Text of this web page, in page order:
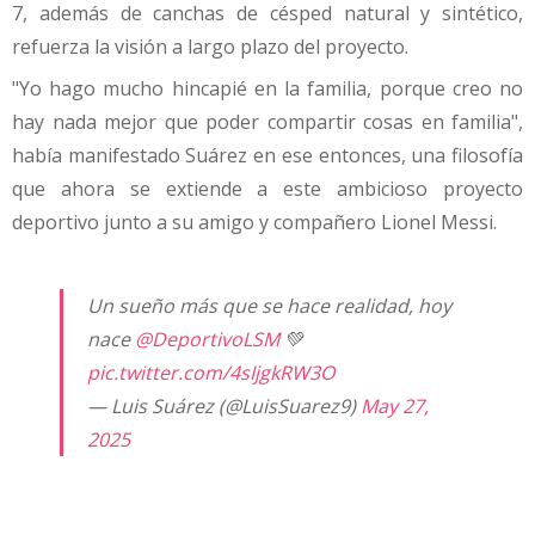
7, además de canchas de césped natural y sintético,
refuerza la visión a largo plazo del proyecto.
"Yo hago mucho hincapié en la familia, porque creo no
hay nada mejor que poder compartir cosas en familia",
había manifestado Suárez en ese entonces, una filosofía
que ahora se extiende a este ambicioso proyecto
deportivo junto a su amigo y compañero Lionel Messi.
Un sueño más que se hace realidad, hoy
nace@DeportivoLSM💚
pic.twitter.com/4sIjgkRW3O
— Luis Suárez (@LuisSuarez9)May 27,
2025